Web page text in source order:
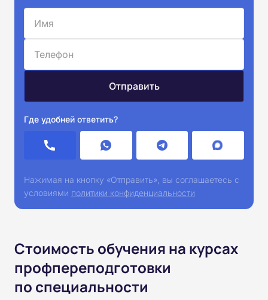
Где удобней ответить?
Нажимая на кнопку «Отправить», вы соглашаетесь с
условиями политики конфиденциальности
Стоимость обучения на курсах
профпереподготовки
по специальности